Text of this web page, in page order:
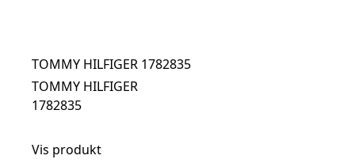
TOMMY HILFIGER 1782835
TOMMY HILFIGER
1782835
Vis produkt